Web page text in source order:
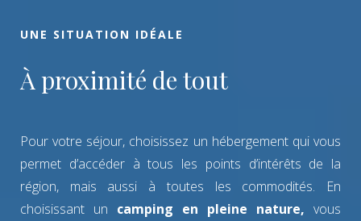
UNE SITUATION IDÉALE
À proximité de tout
Pour votre séjour, choisissez un hébergement qui vous
permet d’accéder à tous les points d’intérêts de la
région, mais aussi à toutes les commodités. En
choisissant un camping en pleine nature, vous